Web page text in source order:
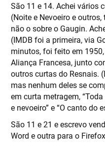
São 11 e 14. Achei vários
(Noite e Nevoeiro e
não o sobre o Gaugin.
(IMDB foi a primeira, via
minutos, foi feito em
Aliança Francesa, junto
outros curtas do Resnais.
mas nenhum deles se
em curta metragem,
e nevoeiro” e “O canto do
São 11 e 21 e escrevo
Word e outra para o